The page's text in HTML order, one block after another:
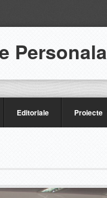
Personala
Editoriale Proiecte